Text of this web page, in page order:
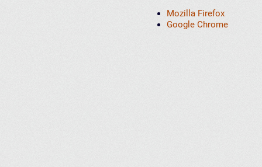
Mozilla Firefox
Google Chrome